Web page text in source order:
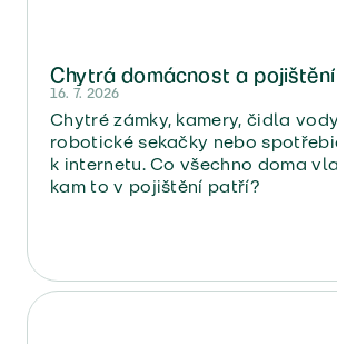
Chytrá domácnost a pojištění
16. 7. 2026
Chytré zámky, kamery, čidla
robotické sekačky nebo
k internetu. Co všechno doma
kam to v pojištění patří?